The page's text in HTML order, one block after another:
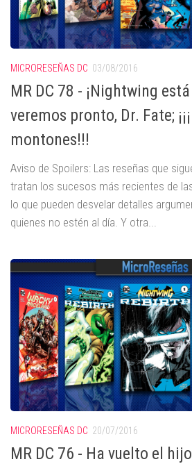
MICRORESEÑAS DC 03/08/2016
MR DC 78 - ¡Nightwing
veremos pronto, Dr. Fate;
montones!!!
Aviso de Spoilers: Las reseñas que
tratan los sucesos más recientes de
lo que pueden desvelar detalles
quienes no estén al día. Y otra...
MICRORESEÑAS DC 20/07/2016
MR DC 76 - Ha vuelto el